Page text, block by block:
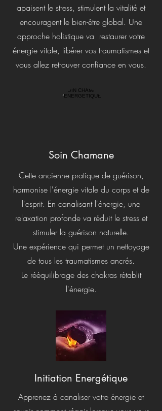
apaisent le stress, stimulent la vitalité et
encouragent le bien-être global. Une
approche holistique va restaurer votre
énergie vitale, libérer vos traumatismes et
vous allez retrouver confiance en vous.
Soin Chamane
Cette ancienne pratique de guérison,
harmonise l'énergie vitale du corps et de
l'esprit. En canalisant l'énergie, une
relaxation profonde va réduit le stress et
stimuler la guérison naturelle.
Une expérience qui permet un nettoyage
de tous les traumatismes ancrés.
Le rééquilibrage des chakras rétablit
l'énergie.
Initiation Energétique
Apprenez à canaliser votre énergie et